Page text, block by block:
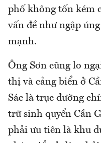
phố không tốn kém
vấn đề như ngập
mạnh.
Ông Sơn cũng lo
thị và cảng biển ở
Sác là trục đường
trữ sinh quyển Cần
phải ưu tiên là khu